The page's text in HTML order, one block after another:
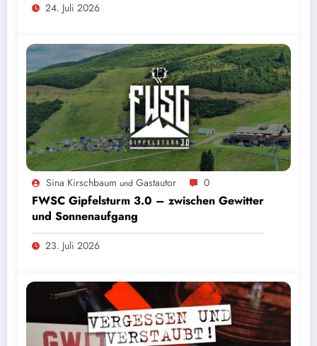
24. Juli 2026
Sina Kirschbaum und Gastautor 0
FWSC Gipfelsturm 3.0 – zwischen Gewitter
und Sonnenaufgang
23. Juli 2026